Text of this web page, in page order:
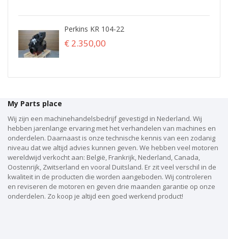
Perkins KR 104-22
€ 2.350,00
My Parts place
Wij zijn een machinehandelsbedrijf gevestigd in Nederland. Wij
hebben jarenlange ervaring met het verhandelen van machines en
onderdelen. Daarnaast is onze technische kennis van een zodanig
niveau dat we altijd advies kunnen geven. We hebben veel motoren
wereldwijd verkocht aan: België, Frankrijk, Nederland, Canada,
Oostenrijk, Zwitserland en vooral Duitsland. Er zit veel verschil in de
kwaliteit in de producten die worden aangeboden. Wij controleren
en reviseren de motoren en geven drie maanden garantie op onze
onderdelen. Zo koop je altijd een goed werkend product!